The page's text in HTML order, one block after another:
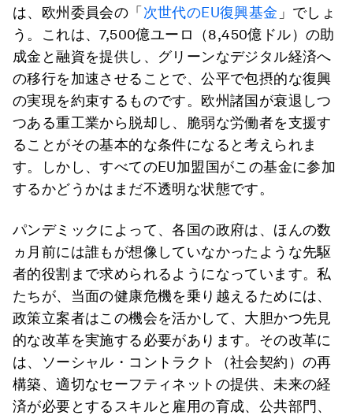
は、欧州委員会の「 次世代のEU復興基金 」でしょ
う。これは、7,500億ユーロ（8,450億ドル）の助
成金と融資を提供し、グリーンなデジタル経済へ
の移行を加速させることで、公平で包摂的な復興
の実現を約束するものです。欧州諸国が衰退しつ
つある重工業から脱却し、脆弱な労働者を支援す
ることがその基本的な条件になると考えられま
す。しかし、すべてのEU加盟国がこの基金に参加
するかどうかはまだ不透明な状態です。
パンデミックによって、各国の政府は、ほんの数
ヵ月前には誰もが想像していなかったような先駆
者的役割まで求められるようになっています。私
たちが、当面の健康危機を乗り越えるためには、
政策立案者はこの機会を活かして、大胆かつ先見
的な改革を実施する必要があります。その改革に
は、ソーシャル・コントラクト（社会契約）の再
構築、適切なセーフティネットの提供、未来の経
済が必要とするスキルと雇用の育成、公共部門、